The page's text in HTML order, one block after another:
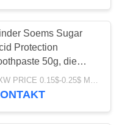
der
Soems Sugar
Protection
50g, die
weiß werden
EXW PRICE 0.15$-0.25$ MOQ:500pcs-30000pcs